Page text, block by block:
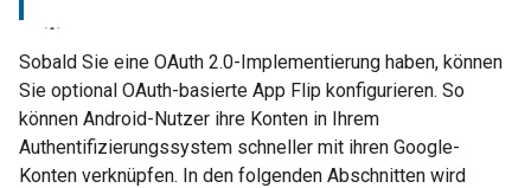
Sobald Sie eine OAuth 2.0-Implementierung haben, können
Sie optional OAuth-basierte App Flip konfigurieren. So
können Android-Nutzer ihre Konten in Ihrem
Authentifizierungssystem schneller mit ihren Google-
Konten verknüpfen. In den folgenden Abschnitten wird